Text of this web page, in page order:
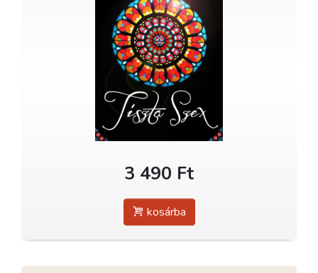
3 490 Ft
kosárba